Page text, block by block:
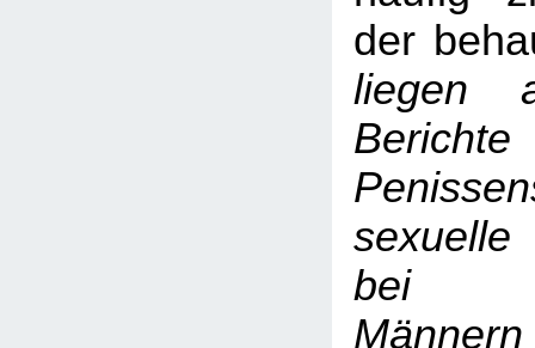
der
liegen
bei